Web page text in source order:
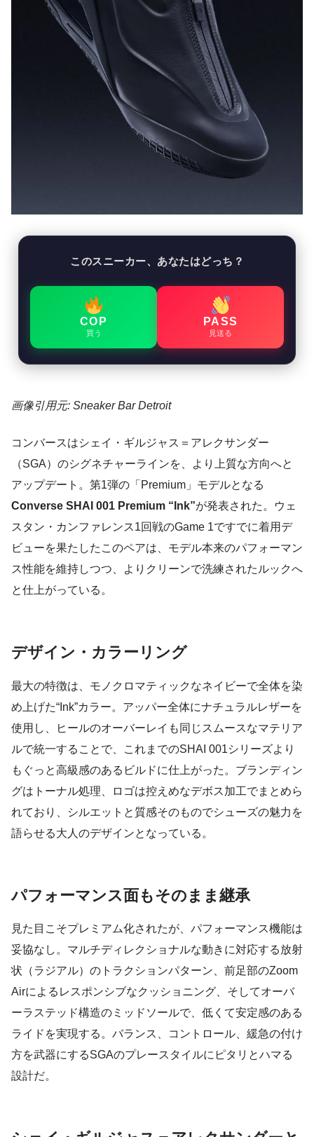
このスニーカー、あなたはどっち？
COP
買う
PASS
見送る
画像引用元: Sneaker Bar Detroit
コンバースはシェイ・ギルジャス＝アレクサンダー
（SGA）のシグネチャーラインを、より上質な方向へと
アップデート。第1弾の「Premium」モデルとなる
Converse SHAI 001 Premium “Ink”が発表された。ウェ
スタン・カンファレンス1回戦のGame 1ですでに着用デ
ビューを果たしたこのペアは、モデル本来のパフォーマン
ス性能を維持しつつ、よりクリーンで洗練されたルックへ
と仕上がっている。
デザイン・カラーリング
最大の特徴は、モノクロマティックなネイビーで全体を染
め上げた“Ink”カラー。アッパー全体にナチュラルレザーを
使用し、ヒールのオーバーレイも同じスムースなマテリア
ルで統一することで、これまでのSHAI 001シリーズより
もぐっと高級感のあるビルドに仕上がった。ブランディン
グはトーナル処理、ロゴは控えめなデボス加工でまとめら
れており、シルエットと質感そのものでシューズの魅力を
語らせる大人のデザインとなっている。
パフォーマンス面もそのまま継承
見た目こそプレミアム化されたが、パフォーマンス機能は
妥協なし。マルチディレクショナルな動きに対応する放射
状（ラジアル）のトラクションパターン、前足部のZoom
Airによるレスポンシブなクッショニング、そしてオーバ
ーラステッド構造のミッドソールで、低くて安定感のある
ライドを実現する。バランス、コントロール、緩急の付け
方を武器にするSGAのプレースタイルにピタリとハマる
設計だ。